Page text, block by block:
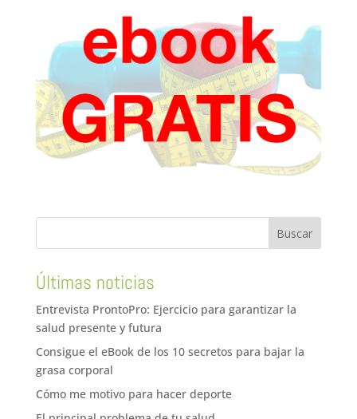
Últimas noticias
Entrevista ProntoPro: Ejercicio para garantizar la
salud presente y futura
Consigue el eBook de los 10 secretos para bajar la
grasa corporal
Cómo me motivo para hacer deporte